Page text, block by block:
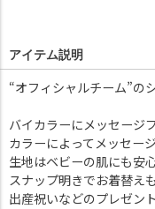
アイテム説明
“オフィシャルチーム”の
バイカラーにメッセージ
カラーによってメッセー
生地はベビーの肌にも安
スナップ明きでお着替え
出産祝いなどのプレゼン